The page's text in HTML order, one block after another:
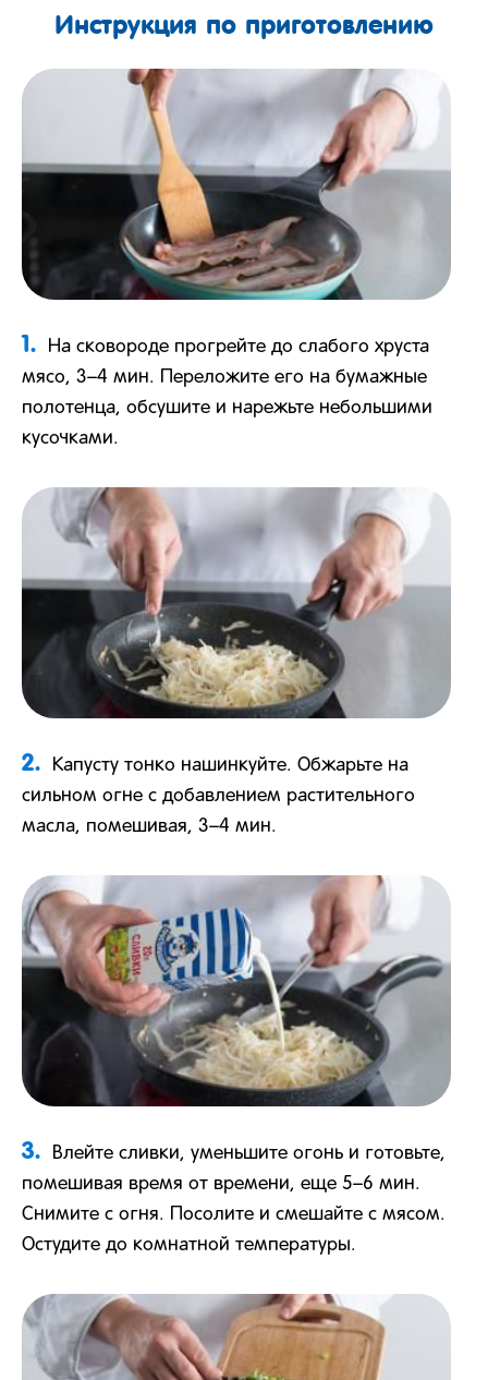
Инструкция по приготовлению
1.
На сковороде прогрейте до слабого хруста
мясо, 3–4 мин. Переложите его на бумажные
полотенца, обсушите и нарежьте небольшими
кусочками.
2.
Капусту тонко нашинкуйте. Обжарьте на
сильном огне с добавлением растительного
масла, помешивая, 3–4 мин.
3.
Влейте сливки, уменьшите огонь и готовьте,
помешивая время от времени, еще 5–6 мин.
Снимите с огня. Посолите и смешайте с мясом.
Остудите до комнатной температуры.